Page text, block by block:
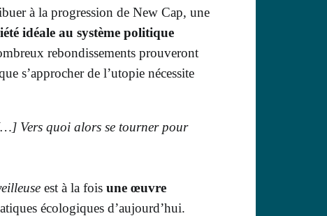
à la progression de New Cap, une
idéale au système politique
rebondissements prouveront
s’approcher de l’utopie nécessite
Vers quoi alors se tourner pour
se est à la fois une œuvre
écologiques d’aujourd’hui.